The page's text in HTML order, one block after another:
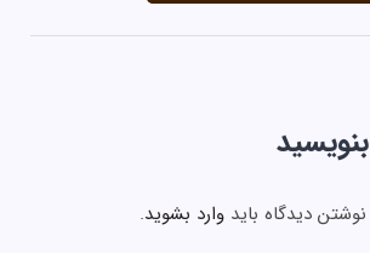
دیدگاه باید وارد بشوید.